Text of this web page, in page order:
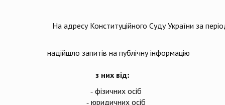
На адресу Конституційного Суду України за
надійшло запитів на публічну інформацію
з них від:
- фізичних осіб
- юридичних осіб